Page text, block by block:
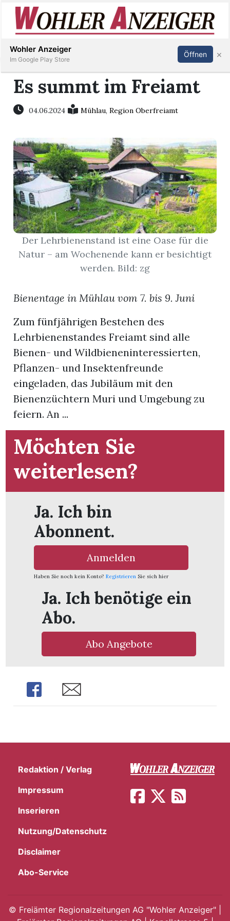
Immobilien
Stellen
E-
Paper
Newsletter
App
Inserieren Abonnieren Anmelden
Es summt im Freiamt
04.06.2024 Mühlau,Region Oberfreiamt
Der Lehrbienenstand ist eine Oase für die
Natur – am Wochenende kann er besichtigt
werden. Bild: zg
Bienentage in Mühlau vom 7. bis 9. Juni
Zum fünfjährigen Bestehen des
Lehrbienenstandes Freiamt sind alle
Bienen- und Wildbieneninteressierten,
Pflanzen- und Insektenfreunde
eingeladen, das Jubiläum mit den
Bienenzüchtern Muri und Umgebung zu
feiern. An ...
Möchten Sie
weiterlesen?
Ja. Ich bin
Abonnent.
Anmelden
Haben Sie noch kein Konto? Registrieren Sie sich hier
Ja. Ich benötige ein
Abo.
Abo Angebote
Share Share
Redaktion / Verlag
Impressum
Inserieren
Nutzung/Datenschutz
Disclaimer
Abo-Service
© Freiämter Regionalzeitungen AG "Wohler Anzeiger" |
Wohler Anzeiger
Im Google Play Store
Öffnen ×